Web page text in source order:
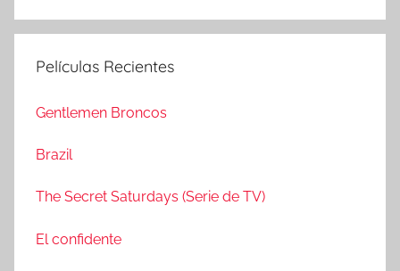
s
a
:
u
Películas Recientes
Gentlemen Broncos
Brazil
The Secret Saturdays (Serie de TV)
El confidente